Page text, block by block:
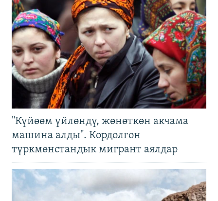
"Күйөөм үйлөндү, жөнөткөн акчама
машина алды". Кордолгон
түркмөнстандык мигрант аялдар